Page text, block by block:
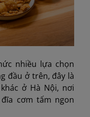
nhiều lựa chọn
đầu ở trên, đây là
ở Hà Nội, nơi
cơm tấm ngon